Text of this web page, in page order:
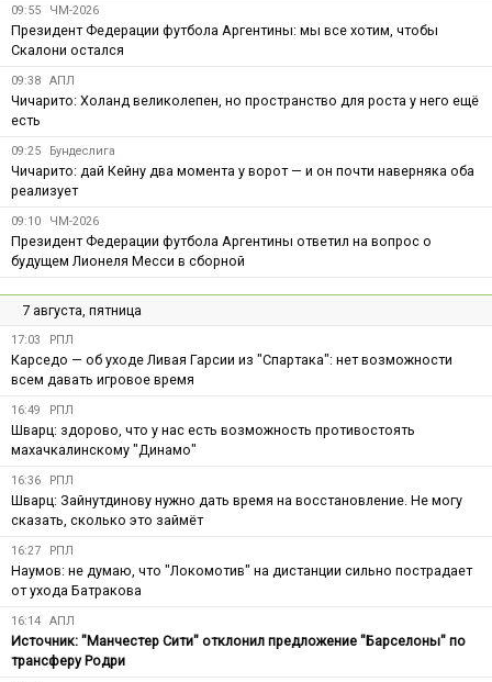
09:55 ЧМ-2026
Президент Федерации футбола Аргентины: мы все хотим, чтобы
Скалони остался
09:38 АПЛ
Чичарито: Холанд великолепен, но пространство для роста у него ещё
есть
09:25 Бундеслига
Чичарито: дай Кейну два момента у ворот — и он почти наверняка оба
реализует
09:10 ЧМ-2026
Президент Федерации футбола Аргентины ответил на вопрос о
будущем Лионеля Месси в сборной
7 августа, пятница
17:03 РПЛ
Карседо — об уходе Ливая Гарсии из "Спартака": нет возможности
всем давать игровое время
16:49 РПЛ
Шварц: здорово, что у нас есть возможность противостоять
махачкалинскому "Динамо"
16:36 РПЛ
Шварц: Зайнутдинову нужно дать время на восстановление. Не могу
сказать, сколько это займёт
16:27 РПЛ
Наумов: не думаю, что "Локомотив" на дистанции сильно пострадает
от ухода Батракова
16:14 АПЛ
Источник: "Манчестер Сити" отклонил предложение "Барселоны" по
трансферу Родри